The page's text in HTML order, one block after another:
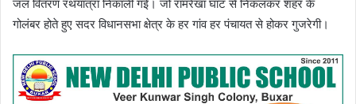
जल वितरण रथयात्रा निकाली गई। जो रामरेखा घाट से निकलकर शहर के
गोलंबर होते हुए सदर विधानसभा क्षेत्र के हर गांव हर पंचायत से होकर गुजरेगी।